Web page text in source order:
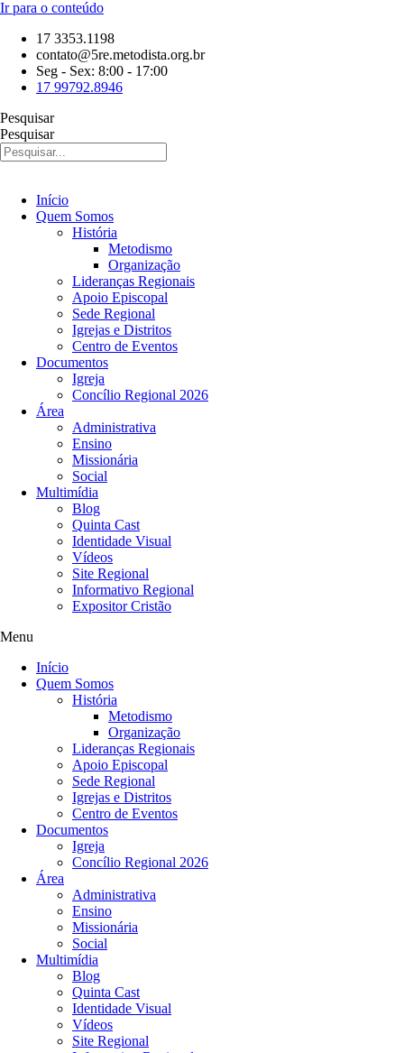
Ir para o conteúdo
17 3353.1198
contato@5re.metodista.org.br
Seg - Sex: 8:00 - 17:00
17 99792.8946
Pesquisar
Pesquisar
Início
Quem Somos
História
Metodismo
Organização
Lideranças Regionais
Apoio Episcopal
Sede Regional
Igrejas e Distritos
Centro de Eventos
Documentos
Igreja
Concílio Regional 2026
Área
Administrativa
Ensino
Missionária
Social
Multimídia
Blog
Quinta Cast
Identidade Visual
Vídeos
Site Regional
Informativo Regional
Expositor Cristão
Menu
Início
Quem Somos
História
Metodismo
Organização
Lideranças Regionais
Apoio Episcopal
Sede Regional
Igrejas e Distritos
Centro de Eventos
Documentos
Igreja
Concílio Regional 2026
Área
Administrativa
Ensino
Missionária
Social
Multimídia
Blog
Quinta Cast
Identidade Visual
Vídeos
Site Regional